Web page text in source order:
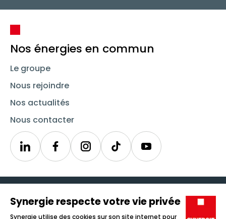
Nos énergies en commun
Le groupe
Nous rejoindre
Nos actualités
Nous contacter
LinkedinSynergieInstagramTikTok Youtube
Icône d'illustration
Candidats